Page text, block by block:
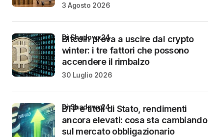
3 Agosto 2026
Bitcoin prova a uscire dal crypto
winter: i tre fattori che possono
accendere il rimbalzo
di Shadowx24
30 Luglio 2026
BTP e titoli di Stato, rendimenti
ancora elevati: cosa sta cambiando
sul mercato obbligazionario
di Shadowx24